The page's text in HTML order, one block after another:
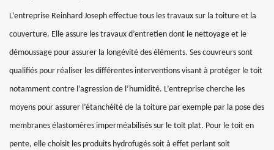
L’entreprise Reinhard Joseph effectue tous les travaux sur la toiture et la
couverture. Elle assure les travaux d’entretien dont le nettoyage et le
démoussage pour assurer la longévité des éléments. Ses couvreurs sont
qualifiés pour réaliser les différentes interventions visant à protéger le toit
notamment contre l’agression de l’humidité. L’entreprise cherche les
moyens pour assurer l’étanchéité de la toiture par exemple par la pose des
membranes élastomères imperméabilisés sur le toit plat. Pour le toit en
pente, elle choisit les produits hydrofugés soit à effet perlant soit